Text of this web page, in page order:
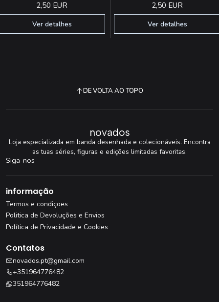
2,50 EUR
Ver detalhes
2,50 EUR
Ver detalhes
DE VOLTA AO TOPO
novados
Loja especializada em banda desenhada e colecionáveis. Encontra
as tuas séries, figuras e edições limitadas favoritas.
Siga-nos
informação
Termos e condiçoes
Politica de Devoluções e Envios
Política de Privacidade e Cookies
Contatos
novados.pt@gmail.com
+351964776482
351964776482